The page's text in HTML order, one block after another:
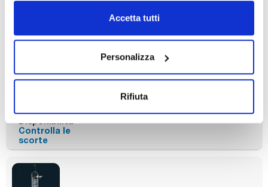
Accetta tutti
Personalizza
Rifiuta
500 ml
Maschio
Disponibilità
Controlla le
scorte